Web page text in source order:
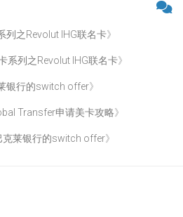
列之Revolut IHG联名卡》
系列之Revolut IHG联名卡》
银行的switch offer》
Transfer申请美卡攻略》
克莱银行的switch offer》